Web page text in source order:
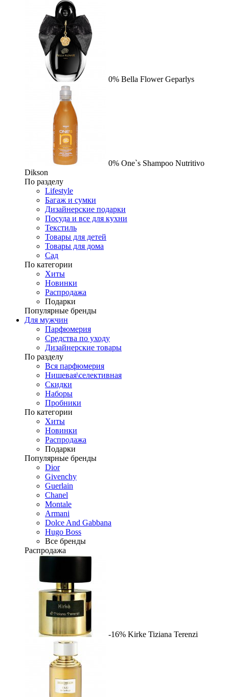
0% Bella Flower Geparlys
0% One`s Shampoo Nutritivo
Dikson
По разделу
Lifestyle
Багаж и сумки
Дизайнерские подарки
Посуда и все для кухни
Текстиль
Товары для детей
Товары для дома
Сад
По категории
Хиты
Новинки
Распродажа
Подарки
Популярные бренды
Для мужчин
Парфюмерия
Средства по уходу
Дизайнерские товары
По разделу
Вся парфюмерия
Нишевая\селективная
Скидки
Наборы
Пробники
По категории
Хиты
Новинки
Распродажа
Подарки
Популярные бренды
Dior
Givenchy
Guerlain
Chanel
Montale
Armani
Dolce And Gabbana
Hugo Boss
Все бренды
Распродажа
-16% Kirke Tiziana Terenzi